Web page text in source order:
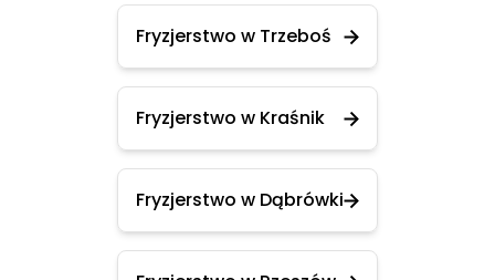
Fryzjerstwo w Trzeboś
Fryzjerstwo w Kraśnik
Fryzjerstwo w Dąbrówki